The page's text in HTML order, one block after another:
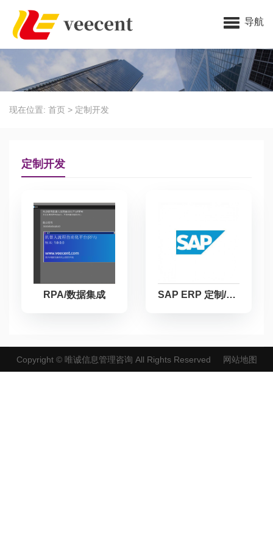
导航
现在位置: 首页 > 定制开发
定制开发
RPA/数据集成 SAP ERP 定制/二次开发
Copyright © 唯诚信息管理咨询 All Rights Reserved 网站地图